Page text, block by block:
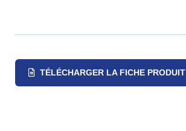
TÉLÉCHARGER LA FICHE PRODUIT